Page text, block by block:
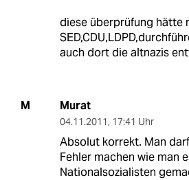
diese überprüfung hätte
auch dort die altnazis
M Murat
04.11.2011, 17:41 Uhr
Absolut korrekt. Man
Fehler machen wie man
Nationalsozialisten